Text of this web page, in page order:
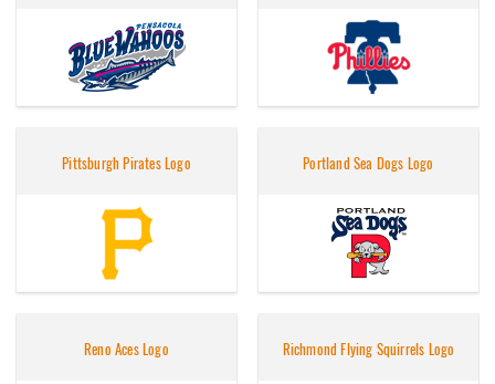
Pittsburgh Pirates Logo Portland Sea Dogs Logo
Reno Aces Logo Richmond Flying Squirrels Logo